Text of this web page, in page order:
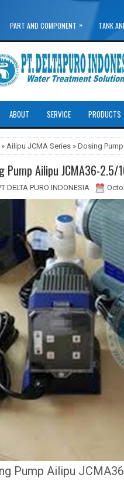
PART AND COMPONENT » TANK
»
ABOUT SERVICE PRODUCTS
» Ailipu JCMA Series » Dosing
Pump Ailipu JCMA36-2.5/
DELTA PURO INDONESIA
Pump Ailipu